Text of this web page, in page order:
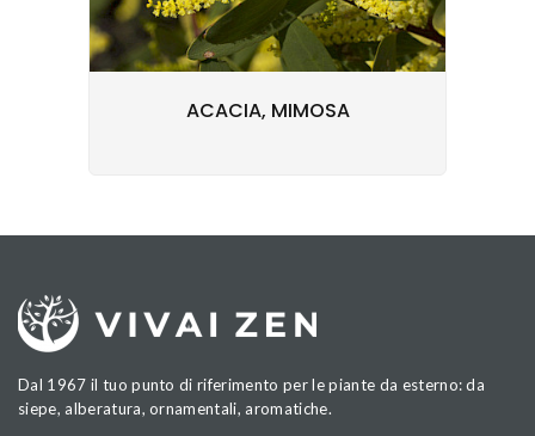
ACACIA, MIMOSA
Dal 1967 il tuo punto di riferimento per le piante da esterno: da
siepe, alberatura, ornamentali, aromatiche.